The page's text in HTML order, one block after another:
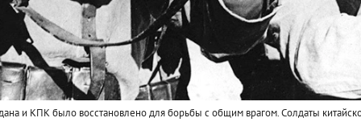
и КПК было восстановлено для борьбы с общим врагом. Солдаты